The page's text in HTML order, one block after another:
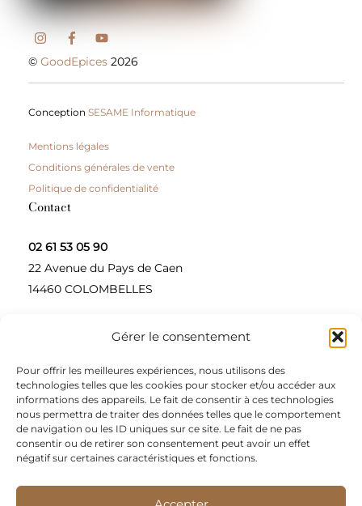
Gérer le consentement
Pour offrir les meilleures expériences, nous utilisons des
technologies telles que les cookies pour stocker et/ou accéder aux
informations des appareils. Le fait de consentir à ces technologies
nous permettra de traiter des données telles que le comportement
de navigation ou les ID uniques sur ce site. Le fait de ne pas
consentir ou de retirer son consentement peut avoir un effet
négatif sur certaines caractéristiques et fonctions.
©GoodEpices 2026
ConceptionSESAME Informatique
Mentions légales
Conditions générales de vente
Politique de confidentialité
Contact
02 61 53 05 90
22 Avenue du Pays de Caen
14460 COLOMBELLES
Contactez-nous
A propos
Une entreprise à taille humaine, concepteur et
fournisseur de produits alimentaires et d’épices pour
les restaurateurs, dont le siège social est à Colombelles